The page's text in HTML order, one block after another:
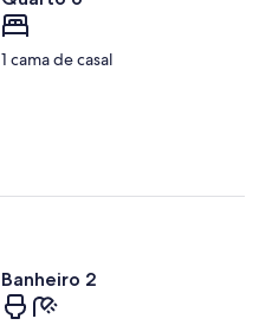
1 cama de casal
Banheiro 2